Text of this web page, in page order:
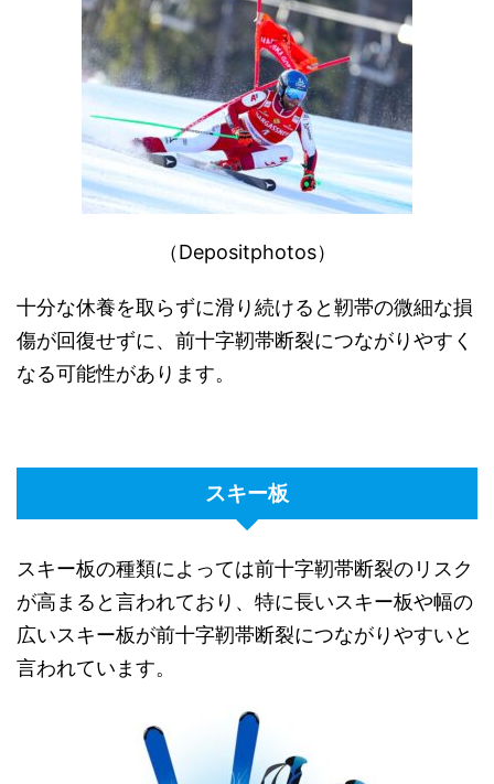
（Depositphotos）
十分な休養を取らずに滑り続けると靭帯の微細な損
傷が回復せずに、前十字靭帯断裂につながりやすく
なる可能性があります。
スキー板
スキー板の種類によっては前十字靭帯断裂のリスク
が高まると言われており、特に長いスキー板や幅の
広いスキー板が前十字靭帯断裂につながりやすいと
言われています。